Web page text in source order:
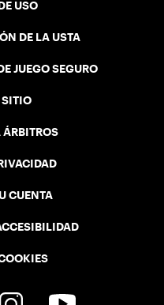
USO
DE LA USTA
JUEGO SEGURO
SITIO
ÁRBITROS
CUENTA